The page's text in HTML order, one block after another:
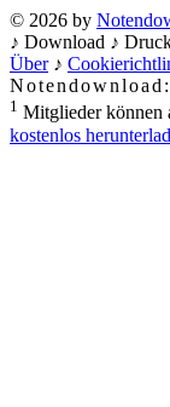
© 2026 by
♪ Download ♪
Über♪
1 Mitglieder können
kostenlos